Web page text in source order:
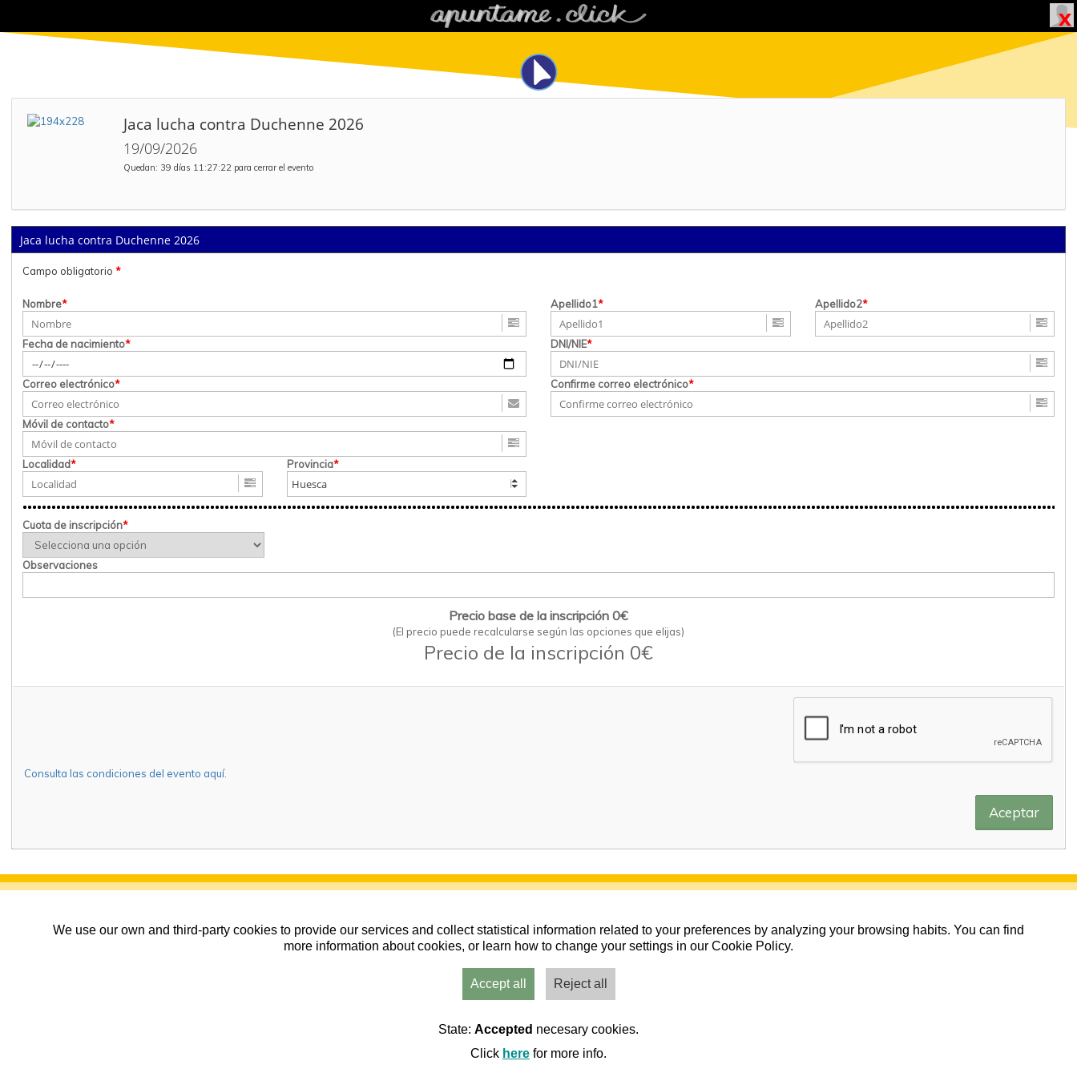
Jaca lucha contra Duchenne 2026
19/09/2026
Quedan: 39 días 11:27:22 para cerrar el evento
Jaca lucha contra Duchenne 2026
Campo obligatorio *
Nombre* Apellido1* Apellido2*
Fecha de nacimiento* DNI/NIE*
Correo electrónico* Confirme correo electrónico*
Móvil de contacto*
Localidad* Provincia*
Cuota de inscripción*
Observaciones
Precio base de la inscripción 0€
(El precio puede recalcularse según las opciones que elijas)
Precio de la inscripción 0€
Consulta las condiciones del evento aquí.
Aceptar
We use our own and third-party cookies to provide our services and collect statistical information related to your preferences by analyzing your browsing habits. You can find
more information about cookies, or learn how to change your settings in our Cookie Policy.
Accept all Reject all
State: Accepted necesary cookies.
Click here for more info.